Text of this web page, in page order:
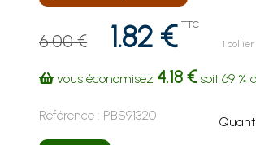
6.00 € 1.82 € TTC
1 collier
vous économisez 4.18 €soit69 %
Référence : PBS91320